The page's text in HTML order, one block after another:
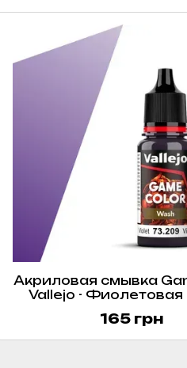
Акриловая смывка
Vallejo - Фиолетовая
165 грн